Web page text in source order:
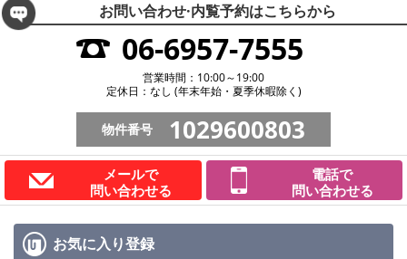
お問い合わせ·内覧予約はこちらから
06-6957-7555
営業時間：10:00～19:00
定休日：なし (年末年始・夏季休暇除く)
物件番号 1029600803
メールで
問い合わせる
電話で
問い合わせる
お気に入り登録